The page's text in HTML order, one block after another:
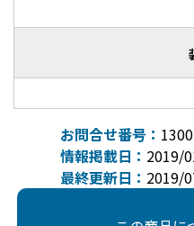
お問合せ番号：
情報掲載日： 2019/
最終更新日： 2019/